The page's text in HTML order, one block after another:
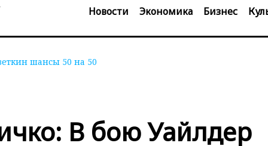
Новости Экономика Бизнес
шансы 50 на 50
В бою Уайлдер